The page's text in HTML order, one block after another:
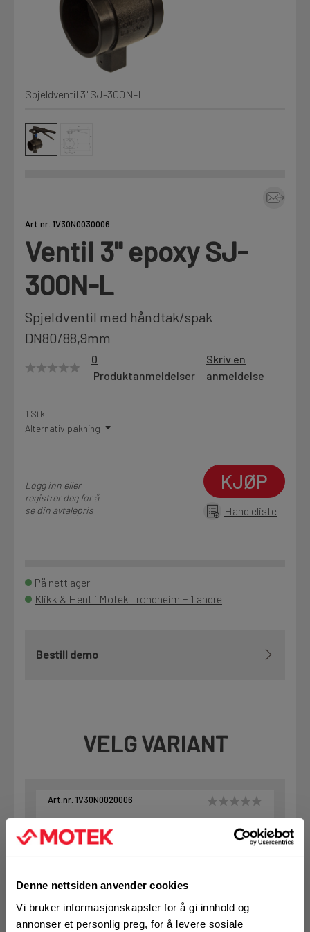
Denne nettsiden anvender cookies
Vi bruker informasjonskapsler for å gi innhold og
annonser et personlig preg, for å levere sosiale
Kjemi, vindsperre og branntetting
Installasjon
Fag
Motek
Fra rådgivning til sporing av ordre
Produktnyheter
Mine henvendelser
Prislister
Firmainformasjon
LOGG UT
Spjeldventil 3" SJ-300N-L
Art.nr. 1V30N0030006
Ventil 3" epoxy SJ-
300N-L
Spjeldventil med håndtak/spak
DN80/88,9mm
0
Produktanmeldelser
Skriv en
anmeldelse
1 Stk
Alternativ pakning
Logg inn eller
registrer deg for å
se din avtalepris
KJØP
Handleliste
På nettlager
Klikk & Hent i Motek Trondheim + 1 andre
Bestill demo
VELG VARIANT
Art.nr. 1V30N0020006
Ventil 2" epoxy SJ-300N-L
På nettlager
1 Stk